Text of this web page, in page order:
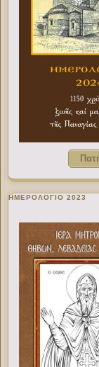
ΗΜΕΡΟΛΟΓΙΟ 2023